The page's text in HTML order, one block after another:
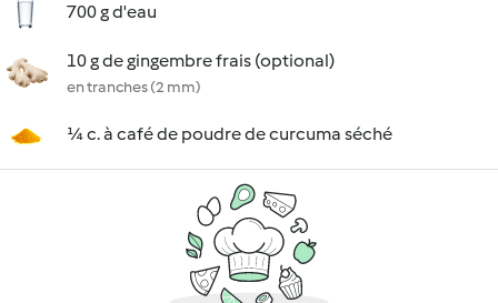
700 g d'eau
10 g de gingembre frais (optional)
en tranches (2 mm)
¼ c. à café de poudre de curcuma séché